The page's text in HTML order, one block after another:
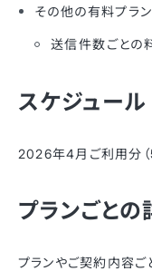
その他の有料プラン
送信件数ごとの
スケジュール
2026年4月ご利用分（
プランごとの
プランやご契約内容